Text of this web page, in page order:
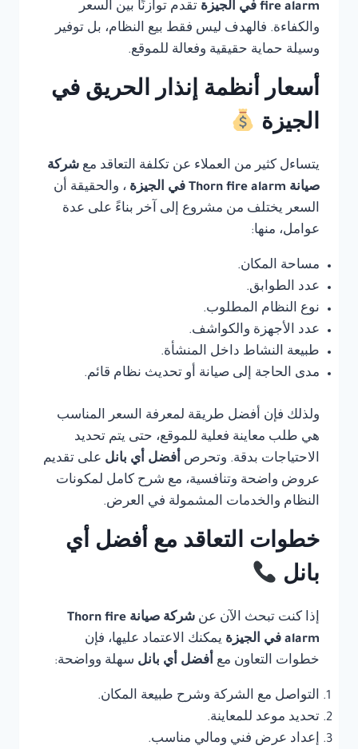
fire alarm في الجيزة
تقدم توازنًا بين السعر
والكفاءة. فالهدف ليس فقط بيع النظام، بل توفير
وسيلة حماية حقيقية وفعالة للموقع.
أسعار أنظمة إنذار الحريق في
الجيزة
يتساءل كثير من العملاء عن تكلفة التعاقد مع شركة
صيانة Thorn fire alarm في الجيزة
، والحقيقة أن
السعر يختلف من مشروع إلى آخر بناءً على عدة
عوامل، منها:
مساحة المكان.
عدد الطوابق.
نوع النظام المطلوب.
عدد الأجهزة والكواشف.
طبيعة النشاط داخل المنشأة.
مدى الحاجة إلى صيانة أو تحديث نظام قائم.
ولذلك فإن أفضل طريقة لمعرفة السعر المناسب
هي طلب معاينة فعلية للموقع، حتى يتم تحديد
الاحتياجات بدقة. وتحرص أفضل أي بانل على تقديم
عروض واضحة وتنافسية، مع شرح كامل لمكونات
النظام والخدمات المشمولة في العرض.
خطوات التعاقد مع أفضل أي
بانل
إذا كنت تبحث الآن عن
شركة صيانة Thorn fire
alarm في الجيزة
يمكنك الاعتماد عليها، فإن
خطوات التعاون مع أفضل أي بانل سهلة وواضحة:
التواصل مع الشركة وشرح طبيعة المكان.
تحديد موعد للمعاينة.
إعداد عرض فني ومالي مناسب.